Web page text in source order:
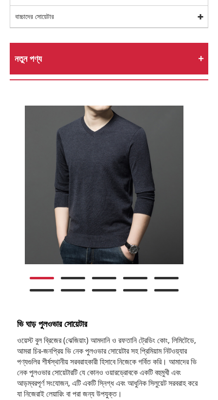
বাচ্চাদের সোয়েটার
নতুন পণ্য
ভি ঘাড় পুলওভার সোয়েটার
ওয়েস্ট বুল ব্রিজের (ঝেজিয়াং) আমদানি ও রফতানি ট্রেডিং কোং, লিমিটেডে,
আমরা চির-জনপ্রিয় ভি নেক পুলওভার সোয়েটার সহ প্রিমিয়াম নিটওয়্যার
পণ্যগুলির শীর্ষস্থানীয় সরবরাহকারী হিসাবে নিজেকে গর্বিত করি। আমাদের ভি
নেক পুলওভার সোয়েটারটি যে কোনও ওয়ারড্রোবকে একটি বহুমুখী এবং
আড়ম্বরপূর্ণ সংযোজন, এটি একটি স্নিগ্ধ এবং আধুনিক সিলুয়েট সরবরাহ করে
যা নিজেরাই লেয়ারিং বা পরা জন্য উপযুক্ত।